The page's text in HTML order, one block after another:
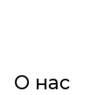
О нас